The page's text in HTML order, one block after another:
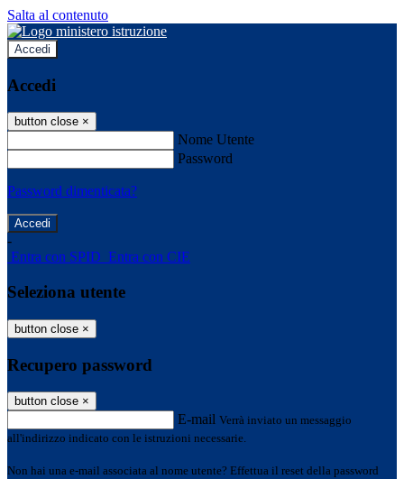
Salta al contenuto
Accedi
Accedi
button close ×
Nome Utente
Password
Password dimenticata?
-
Entra con SPID Entra con CIE
Seleziona utente
button close ×
Recupero password
button close ×
E-mail Verrà inviato un messaggio
all'indirizzo indicato con le istruzioni necessarie.
Non hai una e-mail associata al nome utente? Effettua il reset della password